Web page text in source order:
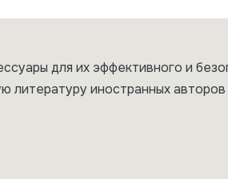
для их эффективного и
иностранных авторов